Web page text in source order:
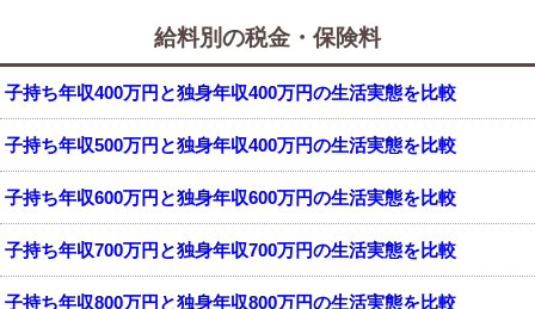
給料別の税金・保険料
子持ち年収400万円と独身年収400万円の生活実態を比較
子持ち年収500万円と独身年収400万円の生活実態を比較
子持ち年収600万円と独身年収600万円の生活実態を比較
子持ち年収700万円と独身年収700万円の生活実態を比較
子持ち年収800万円と独身年収800万円の生活実態を比較